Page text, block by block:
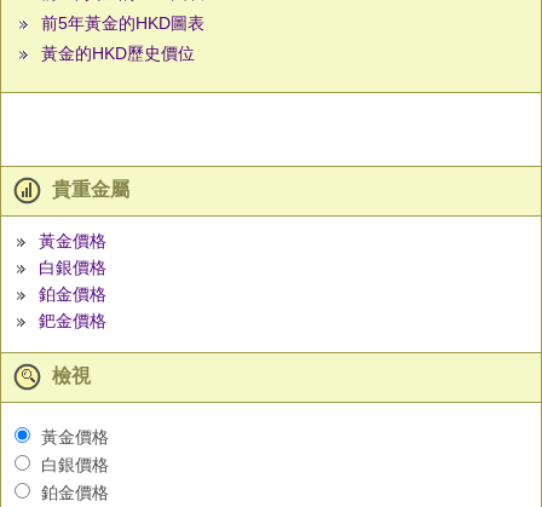
前5年黃金的HKD圖表
黃金的HKD歷史價位
貴重金屬
黃金價格
白銀價格
鉑金價格
鈀金價格
檢視
黃金價格
白銀價格
鉑金價格